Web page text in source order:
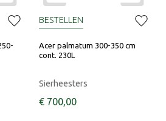
Acer palmatum 300-350 cm
cont. 230L
Sierheesters
€ 700,00
BESTELLEN